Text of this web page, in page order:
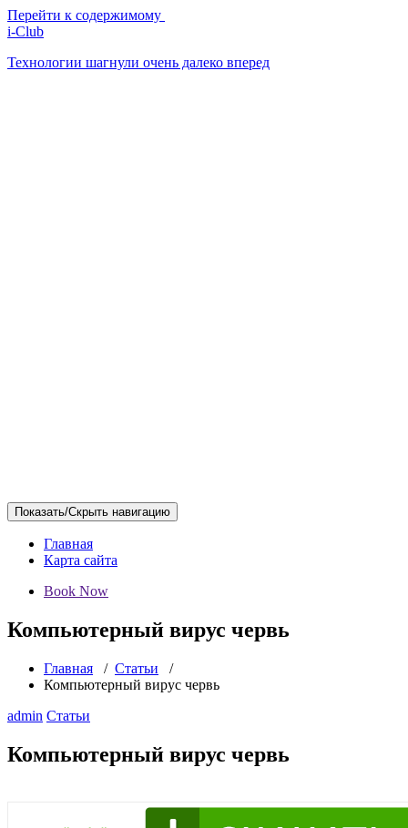
Перейти к содержимому
i-Club
Технологии шагнули очень далеко вперед
Показать/Скрыть навигацию
Главная
Карта сайта
Book Now
Компьютерный вирус червь
Главная / Статьи /
Компьютерный вирус червь
admin Статьи
Компьютерный вирус червь